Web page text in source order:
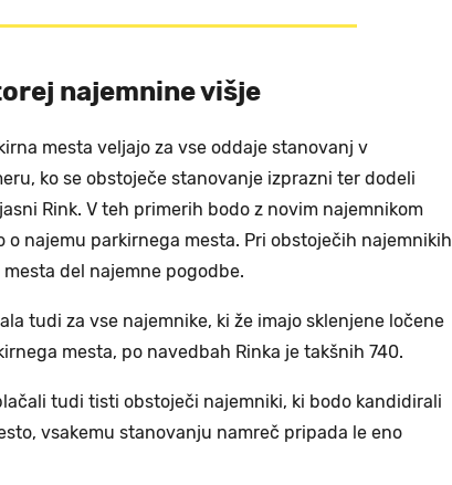
najemnine višje
mesta veljajo za vse oddaje stanovanj v
ko se obstoječe stanovanje izprazni ter dodeli
Rink. V teh primerih bodo z novim najemnikom
o najemu parkirnega mesta. Pri obstoječih najemnikih
del najemne pogodbe.
tudi za vse najemnike, ki že imajo sklenjene ločene
mesta, po navedbah Rinka je takšnih 740.
tudi tisti obstoječi najemniki, ki bodo kandidirali
vsakemu stanovanju namreč pripada le eno